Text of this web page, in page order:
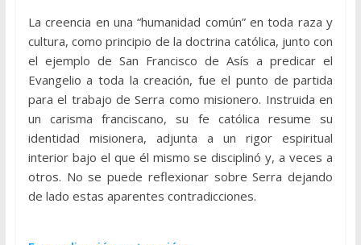
La creencia en una “humanidad común” en toda raza y
cultura, como principio de la doctrina católica, junto con
el ejemplo de San Francisco de Asís a predicar el
Evangelio a toda la creación, fue el punto de partida
para el trabajo de Serra como misionero. Instruida en
un carisma franciscano, su fe católica resume su
identidad misionera, adjunta a un rigor espiritual
interior bajo el que él mismo se disciplinó y, a veces a
otros. No se puede reflexionar sobre Serra dejando
de lado estas aparentes contradicciones.